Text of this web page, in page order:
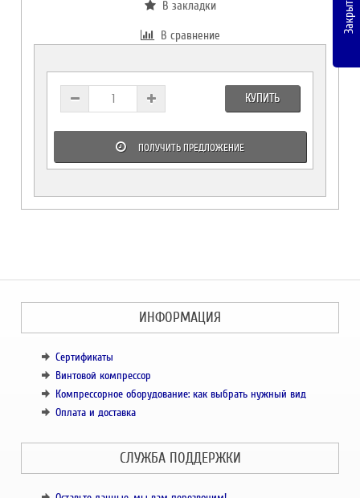
В закладки
В сравнение
КУПИТЬ
ПОЛУЧИТЬ ПРЕДЛОЖЕНИЕ
ИНФОРМАЦИЯ
Сертификаты
Винтовой компрессор
Компрессорное оборудование: как выбрать нужный вид
Оплата и доставка
СЛУЖБА ПОДДЕРЖКИ
Закрыть